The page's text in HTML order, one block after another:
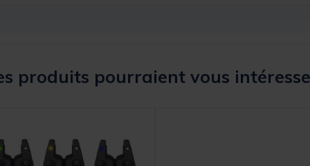
produits pourraient vous